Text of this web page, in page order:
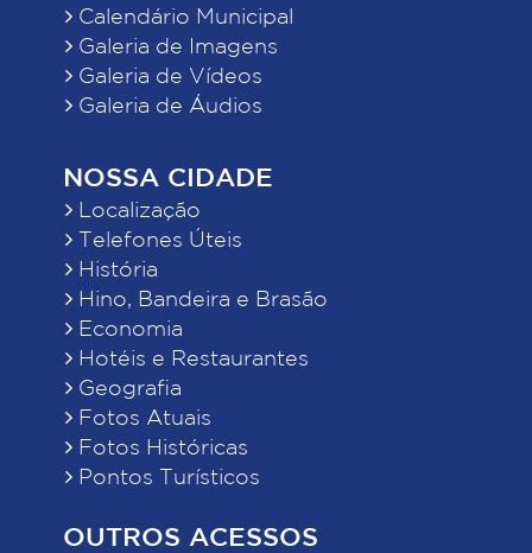
Calendário Municipal
Galeria de Imagens
Galeria de Vídeos
Galeria de Áudios
NOSSA CIDADE
Localização
Telefones Úteis
História
Hino, Bandeira e Brasão
Economia
Hotéis e Restaurantes
Geografia
Fotos Atuais
Fotos Históricas
Pontos Turísticos
OUTROS ACESSOS